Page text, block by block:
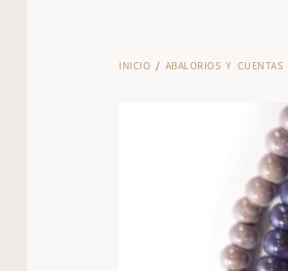
INICIO / ABALORIOS Y CUENTAS